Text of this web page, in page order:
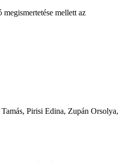
mellett az
Pirisi Edina, Zupán Orsolya,